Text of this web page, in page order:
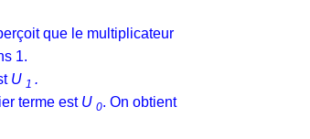
que le multiplicateur
1.
U 1 .
terme est U 0. On obtient